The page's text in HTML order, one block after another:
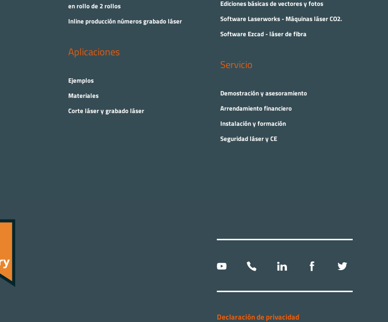
en rollo de 2 rollos
Inline producción números grabado láser
Aplicaciones
Ejemplos
Materiales
Corte láser y grabado láser
Ediciones básicas de vectores y fotos
Software Laserworks - Máquinas láser CO2.
Software Ezcad - láser de fibra
Servicio
Demostración y asesoramiento
Arrendamiento financiero
Instalación y formación
Seguridad láser y CE
Declaración de privacidad